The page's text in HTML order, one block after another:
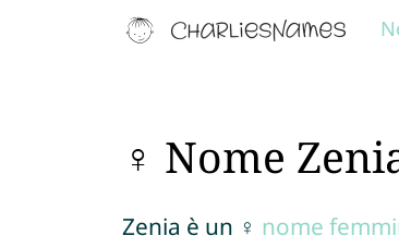
♀ Nome
Zenia è un ♀ nome